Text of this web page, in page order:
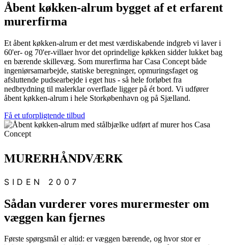
Åbent køkken-alrum bygget af et erfarent
murerfirma
Et åbent køkken-alrum er det mest værdiskabende indgreb vi laver i
60'er- og 70'er-villaer hvor det oprindelige køkken sidder lukket bag
en bærende skillevæg. Som murerfirma har Casa Concept både
ingeniørsamarbejde, statiske beregninger, opmuringsfaget og
afsluttende pudsearbejde i eget hus - så hele forløbet fra
nedbrydning til malerklar overflade ligger på ét bord. Vi udfører
åbent køkken-alrum i hele Storkøbenhavn og på Sjælland.
Få et uforpligtende tilbud
MURERHÅNDVÆRK
SIDEN 2007
Sådan vurderer vores murermester om
væggen kan fjernes
Første spørgsmål er altid: er væggen bærende, og hvor stor er